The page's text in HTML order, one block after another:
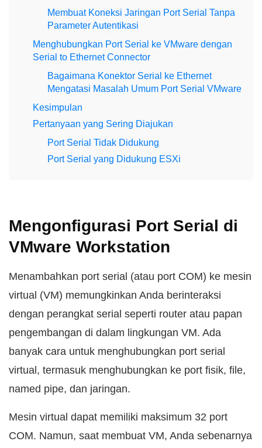
Membuat Koneksi Jaringan Port Serial Tanpa
Parameter Autentikasi
Menghubungkan Port Serial ke VMware dengan
Serial to Ethernet Connector
Bagaimana Konektor Serial ke Ethernet
Mengatasi Masalah Umum Port Serial VMware
Kesimpulan
Pertanyaan yang Sering Diajukan
Port Serial Tidak Didukung
Port Serial yang Didukung ESXi
Mengonfigurasi Port Serial di
VMware Workstation
Menambahkan port serial (atau port COM) ke mesin
virtual (VM) memungkinkan Anda berinteraksi
dengan perangkat serial seperti router atau papan
pengembangan di dalam lingkungan VM. Ada
banyak cara untuk menghubungkan port serial
virtual, termasuk menghubungkan ke port fisik, file,
named pipe, dan jaringan.
Mesin virtual dapat memiliki maksimum 32 port
COM. Namun, saat membuat VM, Anda sebenarnya